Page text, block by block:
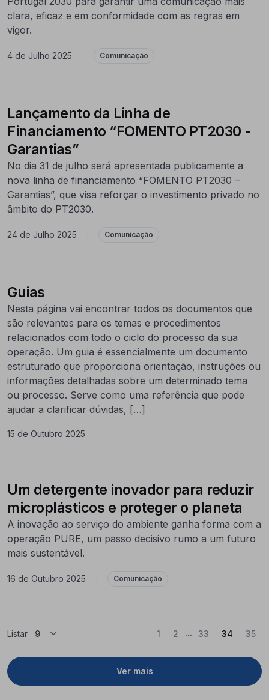
clara, eficaz e em conformidade com as regras em
vigor.
4 de Julho 2025 Comunicação
Lançamento da Linha de
Financiamento “FOMENTO PT2030 -
Garantias”
No dia 31 de julho será apresentada publicamente a
nova linha de financiamento “FOMENTO PT2030 –
Garantias”, que visa reforçar o investimento privado no
âmbito do PT2030.
24 de Julho 2025 Comunicação
Guias
Nesta página vai encontrar todos os documentos que
são relevantes para os temas e procedimentos
relacionados com todo o ciclo do processo da sua
operação. Um guia é essencialmente um documento
estruturado que proporciona orientação, instruções ou
informações detalhadas sobre um determinado tema
ou processo. Serve como uma referência que pode
ajudar a clarificar dúvidas, […]
15 de Outubro 2025
Um detergente inovador para reduzir
microplásticos e proteger o planeta
A inovação ao serviço do ambiente ganha forma com a
operação PURE, um passo decisivo rumo a um futuro
mais sustentável.
16 de Outubro 2025 Comunicação
Listar
Ver mais
1 2 ... 33 34(Atual)
35